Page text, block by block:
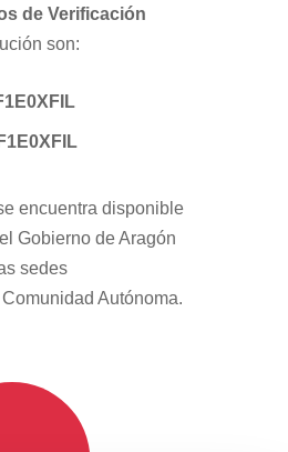
de Verificación
son:
encuentra disponible
Gobierno de Aragón
sedes
Autónoma.